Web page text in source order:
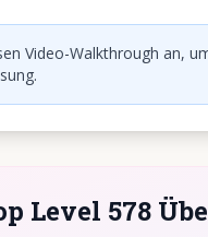
Video-Walkthrough an,
Level 578